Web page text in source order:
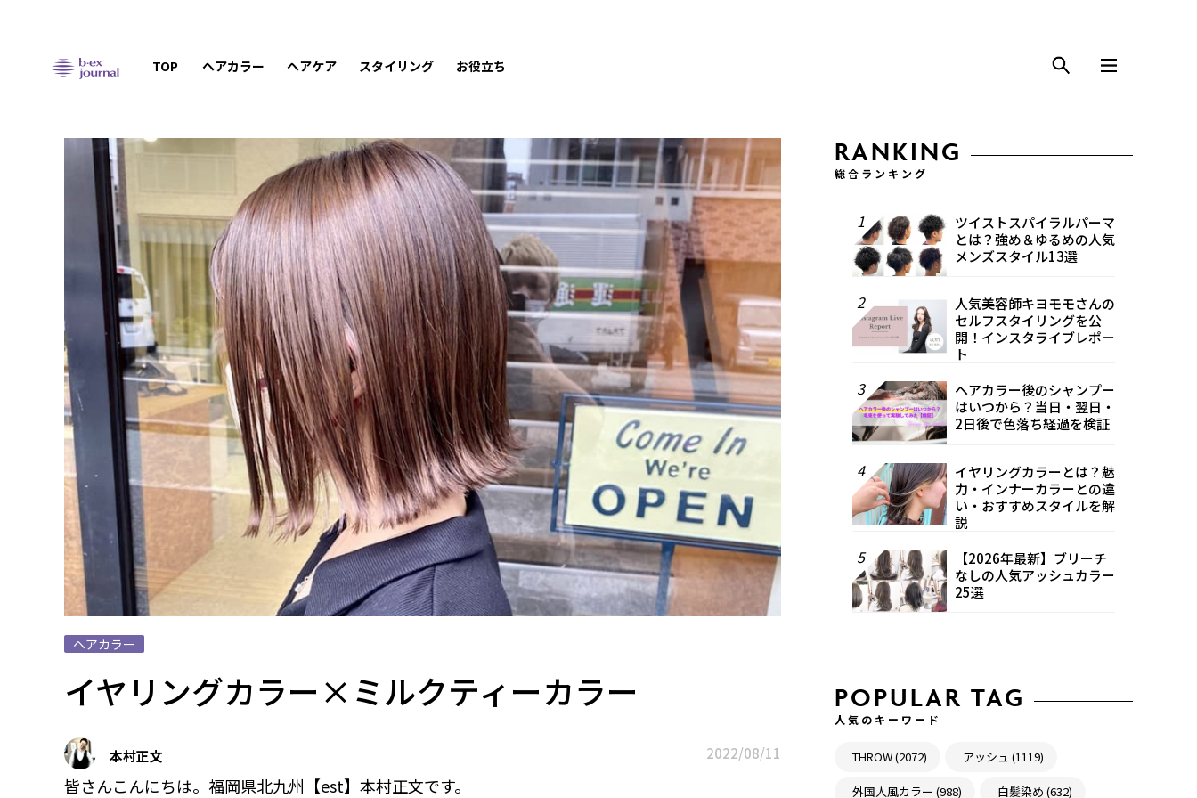
TOP ヘアカラー ヘアケア スタイリング お役立ち
ヘアカラー
イヤリングカラー×ミルクティーカラー
本村正文 2022/08/11
皆さんこんにちは。福岡県北九州【est】本村正文です。
RANKING
総合ランキング
1
ツイストスパイラルパーマ
とは？強め＆ゆるめの人気
メンズスタイル13選
2
人気美容師キヨモモさんの
セルフスタイリングを公
開！インスタライブレポー
ト
3
ヘアカラー後のシャンプー
はいつから？当日・翌日・
2日後で色落ち経過を検証
4
イヤリングカラーとは？魅
力・インナーカラーとの違
い・おすすめスタイルを解
説
5
【2026年最新】ブリーチ
なしの人気アッシュカラー
25選
POPULAR TAG
人気のキーワード
THROW (2072) アッシュ (1119)
外国人風カラー (988) 白髪染め (632)